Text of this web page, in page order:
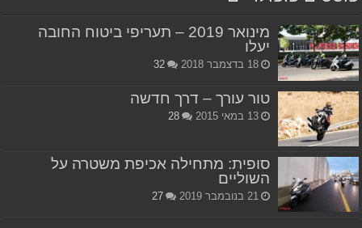
מינואר 2019 – תעריפי ביטוח החובה
יעלו
18 בדצמבר 2018 32
טור עורך – דרך חדשה
13 במאי 2015 28
סופית: מתחילה אכיפת משטרה על
השוליים
21 בנובמבר 2019 27